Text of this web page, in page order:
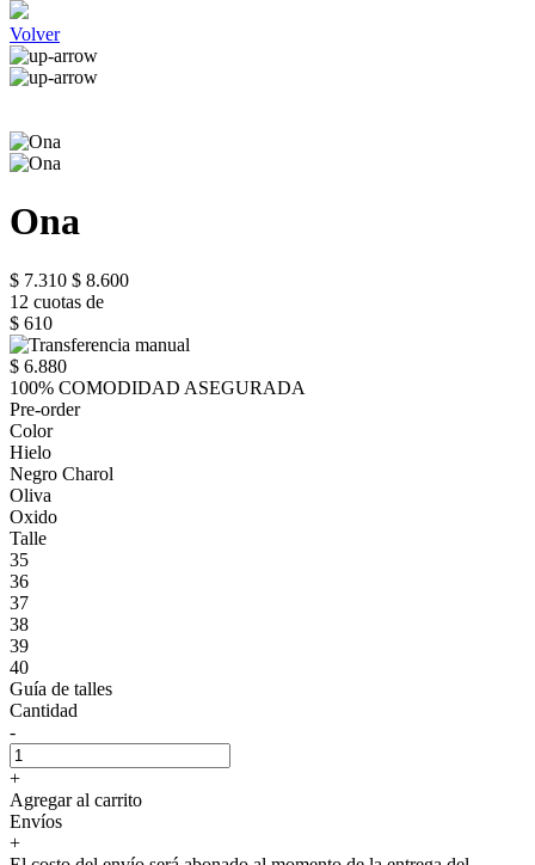
Volver
Ona
$ 7.310 $ 8.600
12 cuotas de
$ 610
$ 6.880
100% COMODIDAD ASEGURADA
Pre-order
Color
Hielo
Negro Charol
Oliva
Oxido
Talle
35
36
37
38
39
40
Guía de talles
Cantidad
-
+
Agregar al carrito
Envíos
+